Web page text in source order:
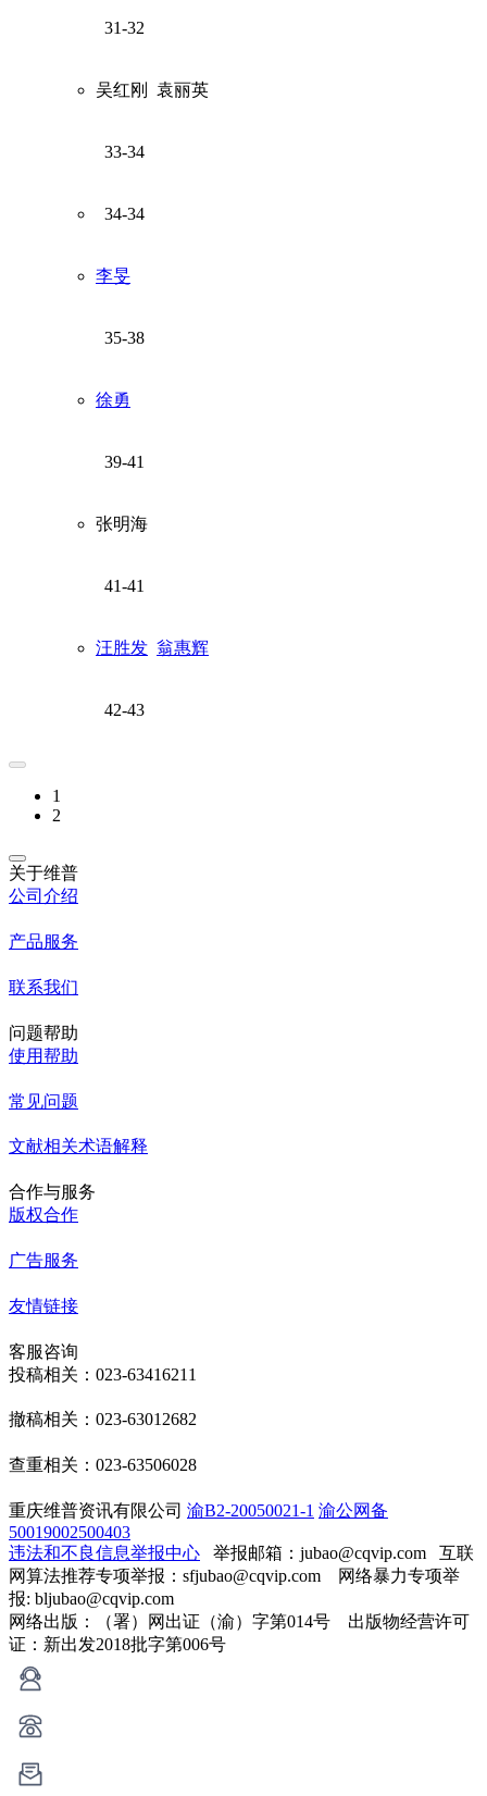
31-32
吴红刚 袁丽英
33-34
34-34
李旻
35-38
徐勇
39-41
张明海
41-41
汪胜发 翁惠辉
42-43
1
2
关于维普
公司介绍
产品服务
联系我们
问题帮助
使用帮助
常见问题
文献相关术语解释
合作与服务
版权合作
广告服务
友情链接
客服咨询
投稿相关：023-63416211
撤稿相关：023-63012682
查重相关：023-63506028
重庆维普资讯有限公司 渝B2-20050021-1 渝公网备
50019002500403
违法和不良信息举报中心 举报邮箱：jubao@cqvip.com 互联
网算法推荐专项举报：sfjubao@cqvip.com 网络暴力专项举
报: bljubao@cqvip.com
网络出版：（署）网出证（渝）字第014号 出版物经营许可
证：新出发2018批字第006号